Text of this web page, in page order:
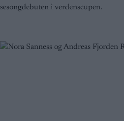
sesongdebuten i verdenscupen.